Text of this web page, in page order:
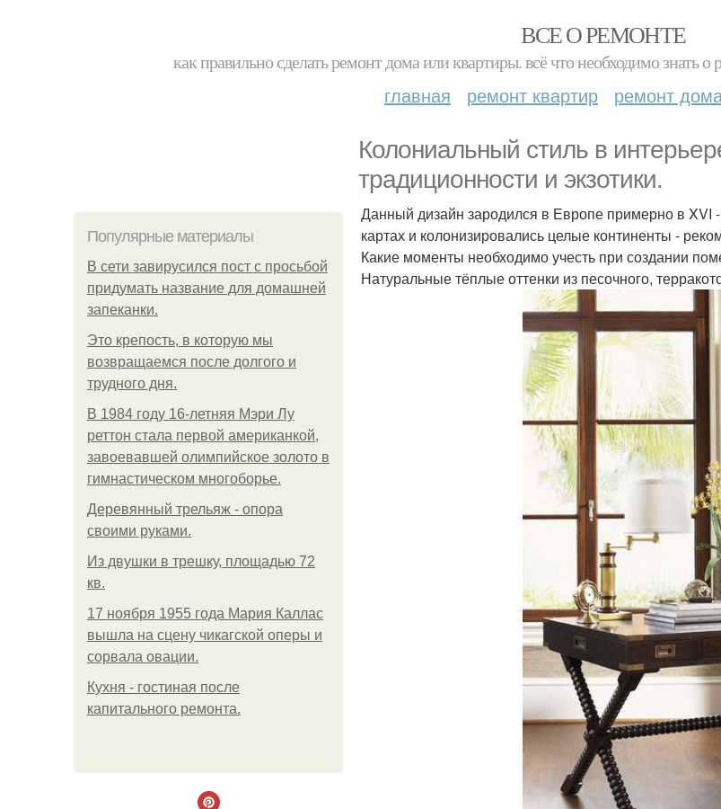
ВСЕ О РЕМОНТЕ
как правильно сделать ремонт дома или квартиры. всё что необходимо знать
главная ремонт квартир ремонт
Колониальный стиль в
традиционности и экзотики.
Популярные материалы
В сети завирусился пост с просьбой
придумать название для домашней
запеканки.
Это крепость, в которую мы
возвращаемся после долгого и
трудного дня.
В 1984 году 16-летняя Мэри Лу
реттон стала первой американкой,
завоевавшей олимпийское золото в
гимнастическом многоборье.
Деревянный трельяж - опора
своими руками.
Из двушки в трешку, площадью 72
кв.
17 ноября 1955 года Мария Каллас
вышла на сцену чикагской оперы и
сорвала овации.
Кухня - гостиная после
капитального ремонта.
Данный дизайн зародился в Европе примерно в XVI
картах и колонизировались целые континенты -
Какие моменты необходимо учесть при создании
Натуральные тёплые оттенки из песочного,